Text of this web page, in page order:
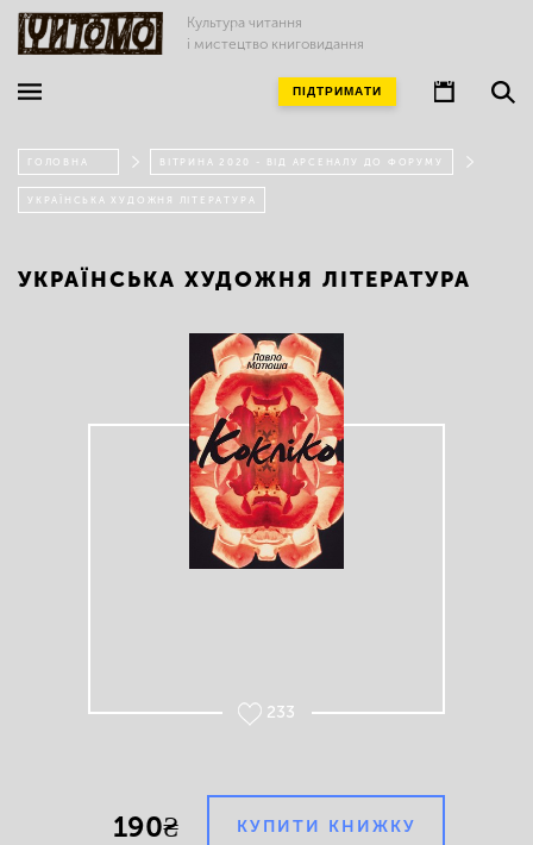
Культура читання
і мистецтво книговидання
ПІДТРИМАТИ
ГОЛОВНА ВІТРИНА 2020 - ВІД АРСЕНАЛУ ДО ФОРУМУ
УКРАЇНСЬКА ХУДОЖНЯ ЛІТЕРАТУРА
УКРАЇНСЬКА ХУДОЖНЯ ЛІТЕРАТУРА
233
190₴ КУПИТИ КНИЖКУ